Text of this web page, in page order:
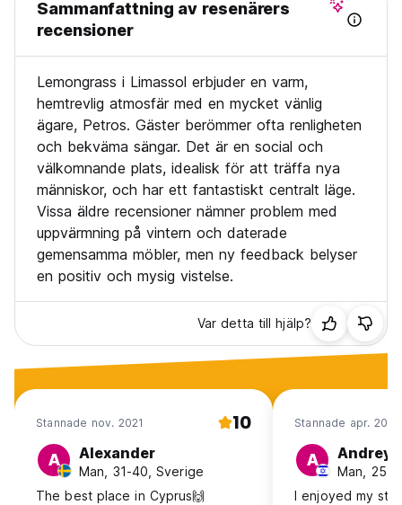
Sammanfattning av resenärers
recensioner
Lemongrass i Limassol erbjuder en varm,
hemtrevlig atmosfär med en mycket vänlig
ägare, Petros. Gäster berömmer ofta renligheten
och bekväma sängar. Det är en social och
välkomnande plats, idealisk för att träffa nya
människor, och har ett fantastiskt centralt läge.
Vissa äldre recensioner nämner problem med
uppvärmning på vintern och daterade
gemensamma möbler, men ny feedback belyser
en positiv och mysig vistelse.
Var detta till hjälp?
Stannade nov. 2021 10
A Alexander
Man, 31-40, Sverige
The best place in Cyprus🙌
Stannade apr. 2025
A Andrey
Man, 25-
I enjoyed my